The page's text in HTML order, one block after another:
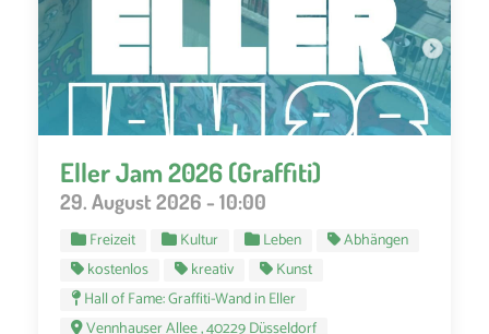
Eller Jam 2026 (Graffiti)
29. August 2026 - 10:00
Freizeit Kultur Leben
Abhängen
kostenlos
kreativ
Kunst
Hall of Fame: Graffiti-Wand in Eller